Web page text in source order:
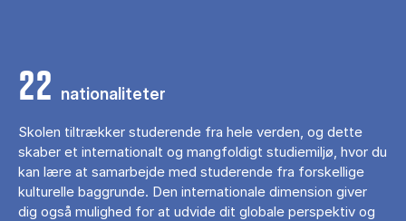
22 nationaliteter
Skolen tiltrækker studerende fra hele verden, og dette
skaber et internationalt og mangfoldigt studiemiljø, hvor du
kan lære at samarbejde med studerende fra forskellige
kulturelle baggrunde. Den internationale dimension giver
dig også mulighed for at udvide dit globale perspektiv og